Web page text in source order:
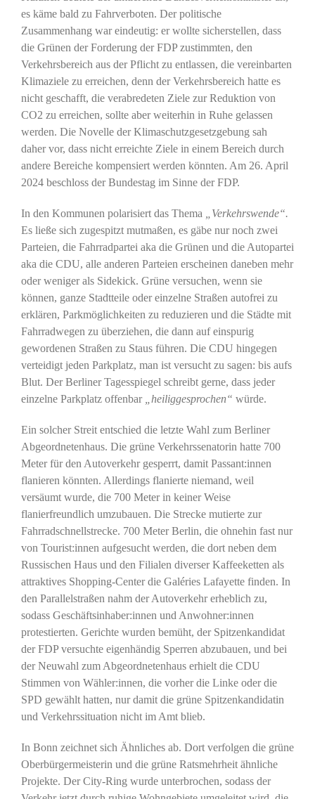
es käme bald zu Fahrverboten. Der politische
Zusammenhang war eindeutig: er wollte sicherstellen, dass
die Grünen der Forderung der FDP zustimmten, den
Verkehrsbereich aus der Pflicht zu entlassen, die vereinbarten
Klimaziele zu erreichen, denn der Verkehrsbereich hatte es
nicht geschafft, die verabredeten Ziele zur Reduktion von
CO2 zu erreichen, sollte aber weiterhin in Ruhe gelassen
werden. Die Novelle der Klimaschutzgesetzgebung sah
daher vor, dass nicht erreichte Ziele in einem Bereich durch
andere Bereiche kompensiert werden könnten. Am 26. April
2024 beschloss der Bundestag im Sinne der FDP.
In den Kommunen polarisiert das Thema
„Verkehrswende“.
Es ließe sich zugespitzt mutmaßen, es gäbe nur noch zwei
Parteien, die Fahrradpartei aka die Grünen und die Autopartei
aka die CDU, alle anderen Parteien erscheinen daneben mehr
oder weniger als Sidekick. Grüne versuchen, wenn sie
können, ganze Stadtteile oder einzelne Straßen autofrei zu
erklären, Parkmöglichkeiten zu reduzieren und die Städte mit
Fahrradwegen zu überziehen, die dann auf einspurig
gewordenen Straßen zu Staus führen. Die CDU hingegen
verteidigt jeden Parkplatz, man ist versucht zu sagen: bis aufs
Blut. Der Berliner Tagesspiegel schreibt gerne, dass jeder
einzelne Parkplatz offenbar
„heiliggesprochen“ würde.
Ein solcher Streit entschied die letzte Wahl zum Berliner
Abgeordnetenhaus. Die grüne Verkehrssenatorin hatte 700
Meter für den Autoverkehr gesperrt, damit Passant:innen
flanieren könnten. Allerdings flanierte niemand, weil
versäumt wurde, die 700 Meter in keiner Weise
flanierfreundlich umzubauen. Die Strecke mutierte zur
Fahrradschnellstrecke. 700 Meter Berlin, die ohnehin fast nur
von Tourist:innen aufgesucht werden, die dort neben dem
Russischen Haus und den Filialen diverser Kaffeeketten als
attraktives Shopping-Center die Galéries Lafayette finden. In
den Parallelstraßen nahm der Autoverkehr erheblich zu,
sodass Geschäftsinhaber:innen und Anwohner:innen
protestierten. Gerichte wurden bemüht, der Spitzenkandidat
der FDP versuchte eigenhändig Sperren abzubauen, und bei
der Neuwahl zum Abgeordnetenhaus erhielt die CDU
Stimmen von Wähler:innen, die vorher die Linke oder die
SPD gewählt hatten, nur damit die grüne Spitzenkandidatin
und Verkehrssituation nicht im Amt blieb.
In Bonn zeichnet sich Ähnliches ab. Dort verfolgen die grüne
Oberbürgermeisterin und die grüne Ratsmehrheit ähnliche
Projekte. Der City-Ring wurde unterbrochen, sodass der